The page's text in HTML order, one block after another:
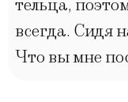
тельца,
всегда. Сидя
Что вы мне